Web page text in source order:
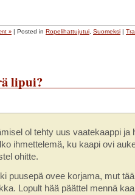
» | Posted in Ropelihattujutui Suomeksi |
lipui?
ol tehty uus vaatekaappi ja
ihmettelemä, ku kaapi ovi
ohitte.
puusepä ovee korjama, mut
Lopult hää päättel mennä